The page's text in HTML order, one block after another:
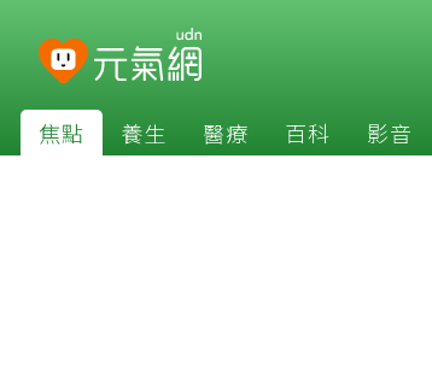
焦點 養生 醫療 百科 影音